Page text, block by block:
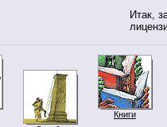
Итак,
Книги